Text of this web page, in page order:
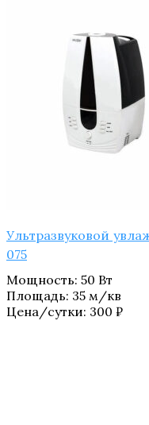
Ультразвуковой
075
Мощность: 50 Вт
Площадь: 35 м/кв
Цена/сутки: 300 ₽